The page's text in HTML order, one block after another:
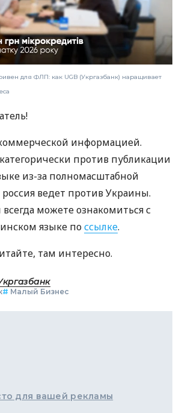
для ФЛП: как UGB (Укргазбанк) наращивает
информацией.
против публикации
из-за полномасштабной
ведет против Украины.
можете ознакомиться с
языке поссылке.
там интересно.
# Малый Бизнес
для вашей рекламы